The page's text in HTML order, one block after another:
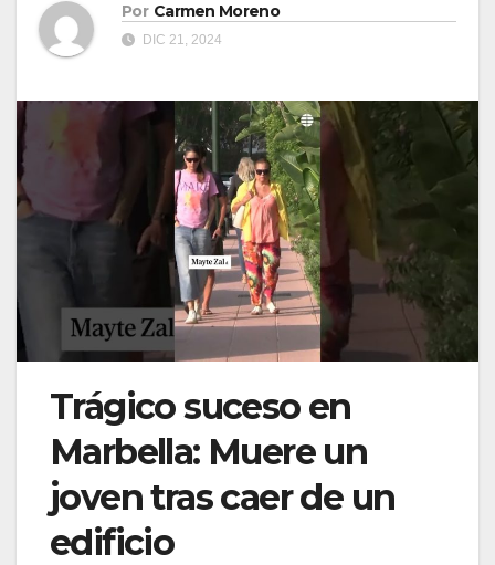
Por Carmen Moreno
DIC 21, 2024
Trágico suceso en
Marbella: Muere un
joven tras caer de un
edificio